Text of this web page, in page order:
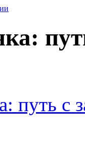
путь с